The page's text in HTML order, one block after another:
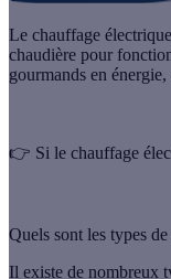
Le chauffage électrique
chaudière pour
gourmands en
👉 Si le chauffage
Quels sont les types
Il existe de nombreux